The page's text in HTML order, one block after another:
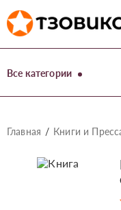
Все категории
Главная Книги и